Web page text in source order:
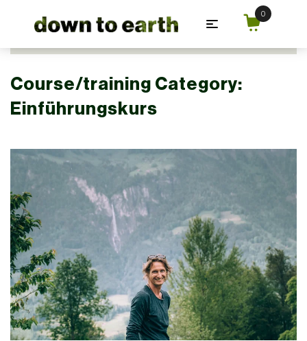
Zum Hauptinhalt springen
Course/training Category:
Einführungskurs